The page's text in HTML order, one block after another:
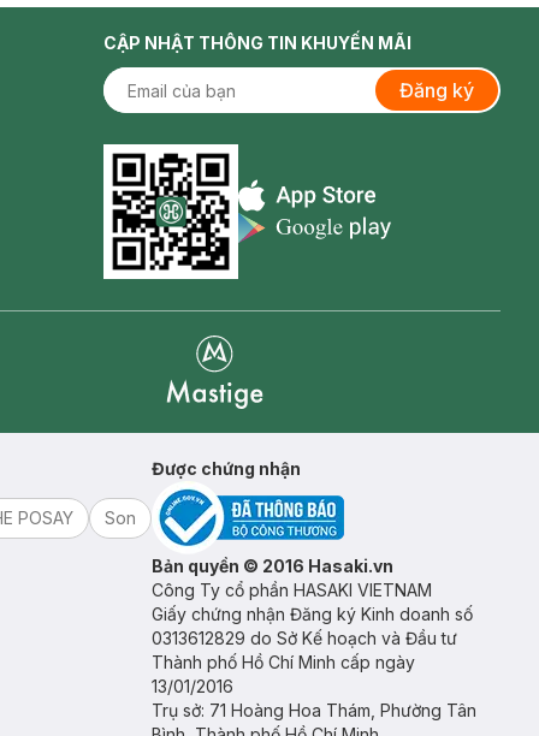
CẬP NHẬT THÔNG TIN KHUYẾN MÃI
Đăng ký
Appstore icon
POSAY
Son
Được chứng nhận
Bản quyền © 2016 Hasaki.vn
Công Ty cổ phần HASAKI VIETNAM
Giấy chứng nhận Đăng ký Kinh doanh số
0313612829 do Sở Kế hoạch và Đầu tư
Thành phố Hồ Chí Minh cấp ngày
13/01/2016
Trụ sở: 71 Hoàng Hoa Thám, Phường Tân